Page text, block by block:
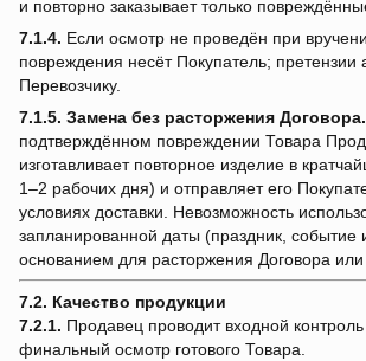
и повторно заказывает только
7.1.4. Если осмотр не проведён при
повреждения несёт Покупатель; претензии
Перевозчику.
7.1.5. Замена без расторжения Договора.
подтверждённом повреждении Товара
изготавливает повторное изделие в
1–2 рабочих дня) и отправляет его
условиях доставки. Невозможность
запланированной даты (праздник, событие
основанием для расторжения Договора или
7.2. Качество продукции
7.2.1. Продавец проводит входной контроль
финальный осмотр готового Товара.